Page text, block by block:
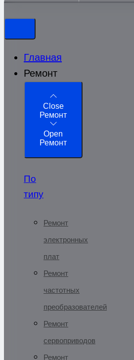
Главная
Ремонт
Close
Ремонт
Open
Ремонт
По
типу
Ремонт
электронных
плат
Ремонт
частотных
преобразователей
Ремонт
сервоприводов
Ремонт